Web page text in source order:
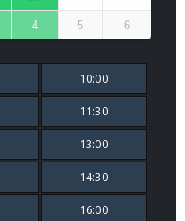
4 5 6
10:00
11:30
13:00
14:30
16:00